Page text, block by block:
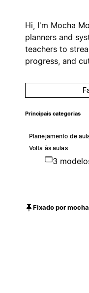
Hi, I'm Mocha
planners and
teachers to
progress, and
Principais categorias
Planejamento de
Volta às aulas
3
Fixado por